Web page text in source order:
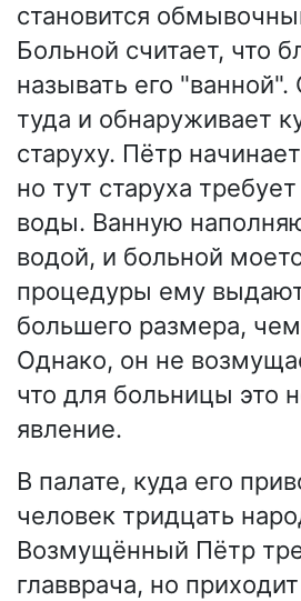
становится
Больной считает, что
называть его
туда и обнаруживает
старуху. Пётр
но тут старуха
воды. Ванную
водой, и больной
процедуры ему
большего размера,
Однако, он не
что для больницы это
явление.
В палате, куда его
человек тридцать
Возмущённый Пётр
главврача, но